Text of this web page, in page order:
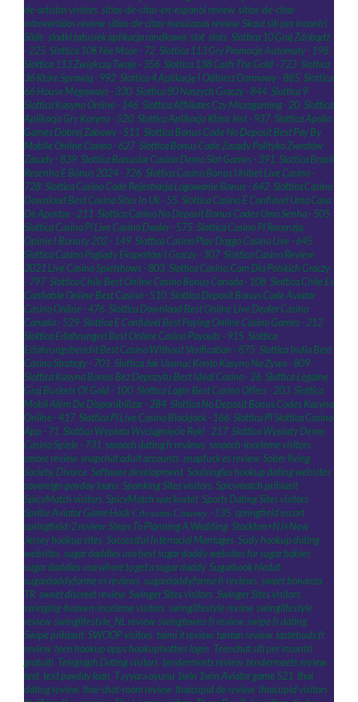
de-artistas visitors, sitios-de-citas-en-espanol review, sitios-de-citas-
introvertidos review, sitios-de-citas-mexicanas review, Skout siti per incontri,
Slide, slodki tatusiek aplikacja randkowa, slot, slots, Slottica 10 Graj Zdobądź
- 225, Slottica 10€ Nie Może - 72, Slottica 113 Gry Promocje Automaty - 198,
Slottica 113 Zwiększą Twoje - 356, Slottica 138 Cash The Gold - 723, Slottica
36 Które Sprawią - 992, Slottica 4 Aplikację I Odbierz Darmowy - 885, Slottica
66 House Megaways - 330, Slottica 80 Naszych Graczy - 844, Slottica 9
Slottica Kasyno Online - 146, Slottica Affiliates Czy Microgaming - 20, Slottica
Aplikacja Gry Kasyno - 520, Slottica Aplikacja Która Jest - 937, Slottica Apollo
Games Dobrej Zabawy - 511, Slottica Bonus Code No Deposit Best Pay By
Mobile Online Casino - 627, Slottica Bonus Code Zasady Polityka Zwrotów
Zasady - 839, Slottica Bonuslar Casino Demo Slot Games - 391, Slottica Brasil
Resenha E Bônus 2024 - 726, Slottica Casino Bonus Unibet Live Casino -
728, Slottica Casino Code Rejestracja Logowanie Bonus - 642, Slottica Casino
Download Best Casino Sites In Uk - 55, Slottica Casino É Confiável Uma Casa
De Apostas - 211, Slottica Casino No Deposit Bonus Codes Uma Senha - 505,
Slottica Casino Pl Live Casino Dealer - 575, Slottica Casino Pl Recenzja,
Opinie I Bonusy 202 - 149, Slottica Casino Play Doggo Casino Live - 645,
Slottica Casino Poglądy Ekspertów I Graczy - 307, Slottica Casino Review
2021 Live Casino Spielshows - 803, Slottica Casino.Com Dla Polskich Graczy
- 797, Slottica Chile Best Online Casino Bonus Canada - 108, Slottica Chile Es
Confiable Online Best Casino - 510, Slottica Deposit Bonus Code Aviator
Casino Online - 476, Slottica Download Best Online Live Dealer Casino
Canada - 529, Slottica E Confiável Best Paying Online Casino Games - 212,
Slottica Erfahrungen Best Online Casino Payouts - 915, Slottica
Erfahrungsbericht Best Casino Without Verification - 875, Slottica India Best
Casino Strategy - 701, Slottica Jak Usunąć Konto Kasyno Na Żywo - 809,
Slottica Kasyno Bonus Bez Depozytu Best Ideal Casino - 26, Slottica Legalne
Graj Buckets Of Gold - 100, Slottica Login Best Casino Offers - 203, Slottica
Mobil Além De Disponibilizar - 284, Slottica No Deposit Bonus Codes Kasyna
Online - 417, Slottica Pl Live Casino Blackjack - 166, Slottica Pl Slottica Casino
App - 71, Slottica Wyplata Wyciągnięcie Ręki - 217, Slottica Wyplaty Demo
Casino Spiele - 731, smooch dating fr reviews, smooch-inceleme visitors,
smore review, snapchat adult accounts, snapfuck es review, Sober living,
Society, Divorce, Software development, Soulsingles hookup dating websites,
sovereign payday loans, Spanking Sites visitors, Spicymatch prihlasit,
SpicyMatch visitors, SpicyMatch was kostet, Sports Dating Sites visitors,
Spribe Aviator Game Hack Сделать Ставку - 135, springfield escort,
springfield-2 review, Steps To Planning A Wedding, Stockton+NJ+New
Jersey hookup sites, Successful Interracial Marriages, Sudy hookup dating
websites, sugar daddies usa best sugar daddy websites for sugar babies,
sugar daddies usa where to get a sugar daddy, Sugarbook hledat,
sugardaddyforme es reviews, sugardaddyforme fr reviews, sweet bonanza
TR, sweet discreet review, Swinger Sites visitors, Swinger Sites visitors,
swinging-heaven-inceleme visitors, swinglifestyle review, swinglifestyle
review, swinglifestyle_NL review, swingtowns fr review, swipe fr dating,
Swipe prihlasit, SWOOP visitors, taimi it review, tantan review, tastebuds fr
review, teen hookup apps hookuphotties login, Teenchat siti per incontri
gratuiti, Telegraph Dating visitors, tendermeets review, tendermeets review,
test, text payday loan, Təyyarə oyunu 1win 1win Aviator game 521, thai
dating review, thai-chat-room review, thaicupid de review, thaicupid visitors,